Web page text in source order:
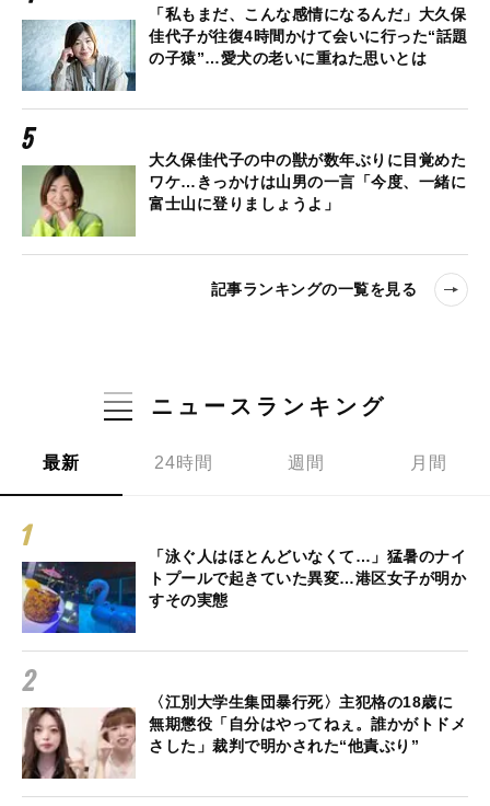
「私もまだ、こんな感情になるんだ」大久保
佳代子が往復4時間かけて会いに行った“話題
の子猿”…愛犬の老いに重ねた思いとは
大久保佳代子の中の獣が数年ぶりに目覚めた
ワケ…きっかけは山男の一言「今度、一緒に
富士山に登りましょうよ」
記事ランキングの一覧を見る
ニュースランキング
最新 24時間 週間 月間
「泳ぐ人はほとんどいなくて…」猛暑のナイ
トプールで起きていた異変…港区女子が明か
すその実態
〈江別大学生集団暴行死〉主犯格の18歳に
無期懲役「自分はやってねぇ。誰かがトドメ
さした」裁判で明かされた“他責ぶり”